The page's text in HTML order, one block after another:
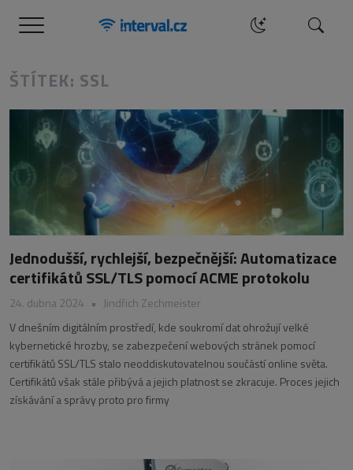
Menu Hledat
ŠTÍTEK: SSL
Jednodušší, rychlejší, bezpečnější: Automatizace
certifikátů SSL/TLS pomocí ACME protokolu
24. dubna 2024 • Jindřich Zechmeister
V dnešním digitálním prostředí, kde soukromí dat ohrožují velké
kybernetické hrozby, se zabezpečení webových stránek pomocí
certifikátů SSL/TLS stalo neoddiskutovatelnou součástí online světa.
Certifikátů však stále přibývá a jejich platnost se zkracuje. Proces jejich
získávání a správy proto pro firmy